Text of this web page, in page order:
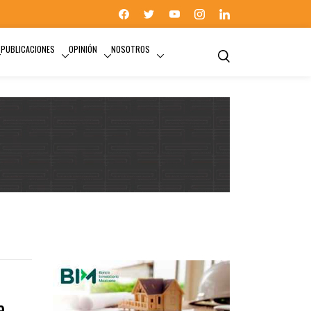
PUBLICACIONES OPINIÓN NOSOTROS
INFONAVIT